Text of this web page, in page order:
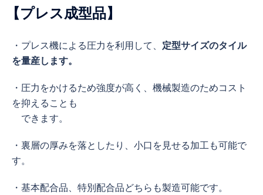
【プレス成型品】
・プレス機による圧力を利用して、 定型サイズのタイル
を量産します。
・圧力をかけるため強度が高く、機械製造のためコスト
を抑えることも
できます。
・裏層の厚みを落としたり、小口を見せる加工も可能で
す。
・基本配合品、特別配合品どちらも製造可能です。